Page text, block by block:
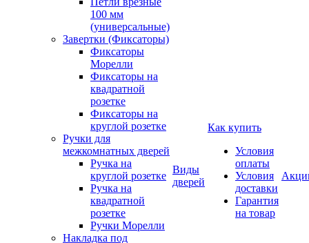
100 мм
(универсальные)
Завертки (Фиксаторы)
Фиксаторы
Морелли
Фиксаторы на
квадратной
розетке
Фиксаторы на
круглой розетке
Ручки для
межкомнатных дверей
Ручка на
круглой розетке
Ручка на
квадратной
розетке
Ручки Морелли
Накладка под
Виды
дверей
Как купить
Условия
оплаты
Условия
доставки
Гарантия
на товар